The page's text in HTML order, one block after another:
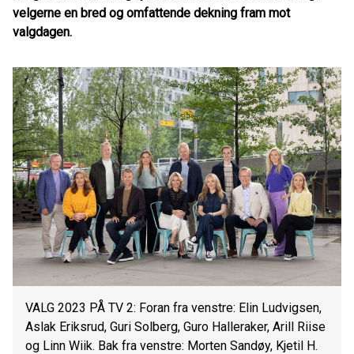
velgerne en bred og omfattende dekning fram mot
valgdagen.
VALG 2023 PÅ TV 2: Foran fra venstre: Elin Ludvigsen,
Aslak Eriksrud, Guri Solberg, Guro Halleraker, Arill Riise
og Linn Wiik. Bak fra venstre: Morten Sandøy, Kjetil H.